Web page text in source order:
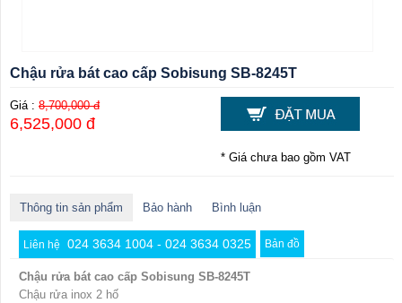
Chậu rửa bát cao cấp Sobisung SB-8245T
Giá : 8,700,000 đ
6,525,000 đ
* Giá chưa bao gồm VAT
Thông tin sản phẩm Bảo hành Bình luận
Liên hệ 024 3634 1004 - 024 3634 0325 Bản đồ
Chậu rửa bát cao cấp Sobisung SB-8245T
Chậu rửa inox 2 hố